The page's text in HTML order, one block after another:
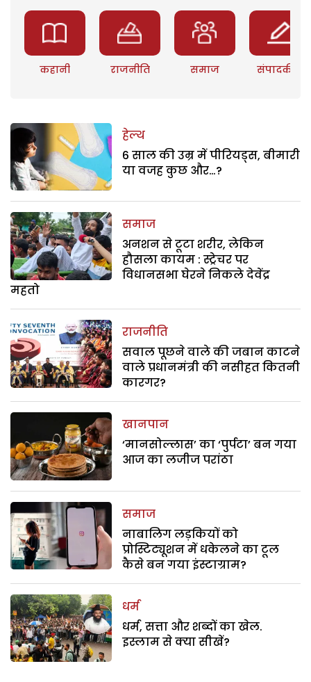
कहानी राजनीति समाज संपादकीय
हेल्थ
6 साल की उम्र में पीरियड्स, बीमारी
या वजह कुछ और…?
समाज
अनशन से टूटा शरीर, लेकिन
हौसला कायम : स्ट्रेचर पर
विधानसभा घेरने निकले देवेंद्र
महतो
राजनीति
सवाल पूछने वाले की जबान काटने
वाले प्रधानमंत्री की नसीहत कितनी
कारगर?
खानपान
‘मानसोल्लास’ का ‘पुर्पटा’ बन गया
आज का लजीज परांठा
समाज
नाबालिग लड़कियों को
प्रोस्टिट्यूशन में धकेलने का टूल
कैसे बन गया इंस्टाग्राम?
धर्म
धर्म, सत्ता और शब्दों का खेल.
इस्लाम से क्या सीखें?